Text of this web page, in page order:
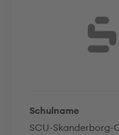
Schulname
SCU-Skanderborg-